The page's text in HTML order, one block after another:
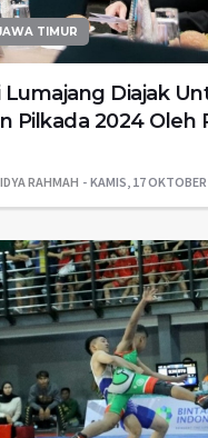
TIMUR
Lumajang Diajak
Pilkada 2024 Oleh
RAHMAH KAMIS, 17